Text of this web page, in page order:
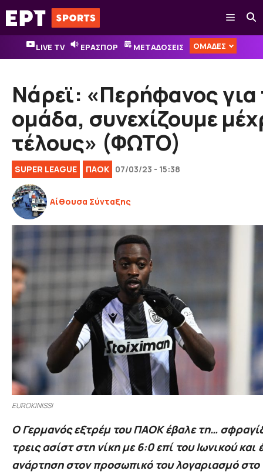
Μετάβαση
σε
περιεχόμενο
Μενού
LIVE TV ΕΡΑΣΠΟΡ ΜΕΤΑΔΟΣΕΙΣ ΟΜΑΔΕΣ
Νάρεϊ: «Περήφανος για
ομάδα, συνεχίζουμε
τέλους» (ΦΩΤΟ)
SUPER LEAGUE ΠΑΟΚ 07/03/23 - 15:38
Αίθουσα Σύνταξης
EUROKINISSI
Ο Γερμανός εξτρέμ του ΠΑΟΚ έβαλε τη…
τρεις ασίστ στη νίκη με 6:0 επί του Ιωνικού και
ανάρτηση στον προσωπικό του λογαριασμό στο